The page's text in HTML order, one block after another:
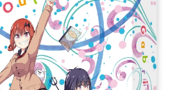
個性派ばかり。華道家元の娘の五十
鈴華、恋に恋する武部沙織、戦車マ
ニアの秋山優花里、朝に弱い優等生
の冷泉麻子――。友達とのフツーの
女子高生活を夢見るみほの、ささや
かな願いは叶うのか―？！作品名ガ